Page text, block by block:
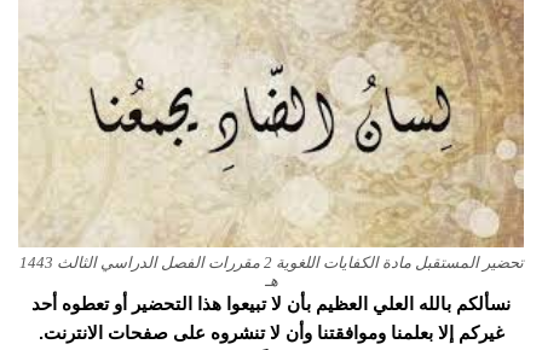
تحضير المستقبل مادة الكفايات اللغوية 2 مقررات الفصل الدراسي الثالث 1443
هـ
نسألكم بالله العلي العظيم بأن لا تبيعوا هذا التحضير أو تعطوه أحد
غيركم إلا بعلمنا وموافقتنا وأن لا تنشروه على صفحات الانترنت.